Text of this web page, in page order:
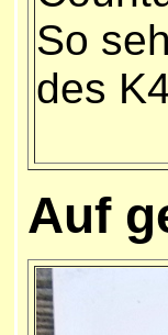
So
des
Auf